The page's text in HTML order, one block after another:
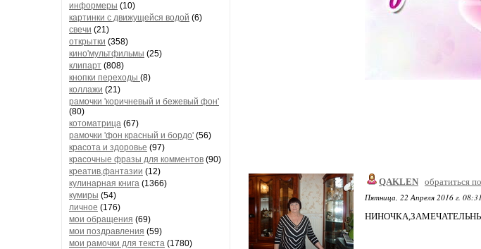
информеры (10)
картинки с движущейся водой (6)
свечи (21)
открытки (358)
кино'мультфильмы (25)
клипарт (808)
кнопки переходы (8)
коллажи (21)
рамочки 'коричневый и бежевый фон'
(80)
котоматрица (67)
рамочки 'фон красный и бордо' (56)
красота и здоровье (97)
красочные фразы для комментов (90)
креатив,фантазии (12)
кулинарная книга (1366)
кумиры (54)
личное (176)
мои обращения (69)
мои поздравления (59)
мои рамочки для текста (1780)
QAKLEN обратиться
Пятница, 22 Апреля 2016 г.